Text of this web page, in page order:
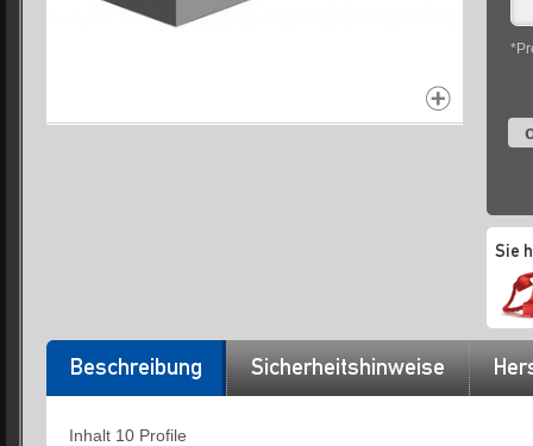
Sie
Beschreibung Sicherheitshinweise
Inhalt 10 Profile